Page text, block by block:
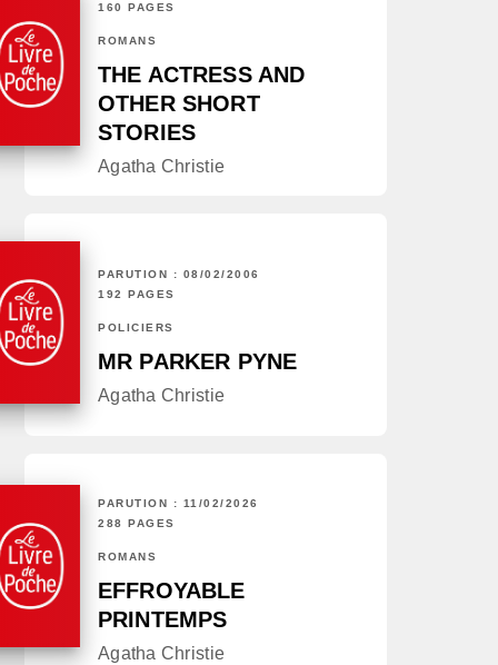
160 PAGES
ROMANS
THE ACTRESS AND
OTHER SHORT
STORIES
Agatha Christie
PARUTION : 08/02/2006
192 PAGES
POLICIERS
MR PARKER PYNE
Agatha Christie
PARUTION : 11/02/2026
288 PAGES
ROMANS
EFFROYABLE
PRINTEMPS
Agatha Christie